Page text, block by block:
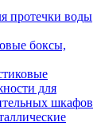
протечки воды
боксы,
для
шкафов